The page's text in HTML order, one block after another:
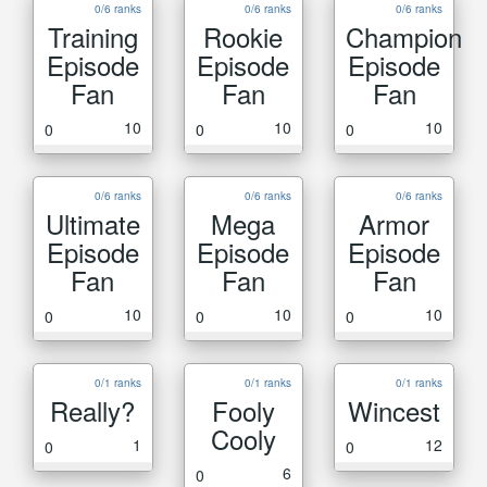
0/6 ranks
Training
Episode
Fan
0 10
0/6 ranks
Rookie
Episode
Fan
0 10
0/6 ranks
Champion
Episode
Fan
0 10
0/6 ranks
Ultimate
Episode
Fan
0 10
0/6 ranks
Mega
Episode
Fan
0 10
0/6 ranks
Armor
Episode
Fan
0 10
0/1 ranks
Really?
0 1
0/1 ranks
Fooly
Cooly
0 6
0/1 ranks
Wincest
0 12